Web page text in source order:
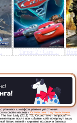
Тачки 2 / Cars ...